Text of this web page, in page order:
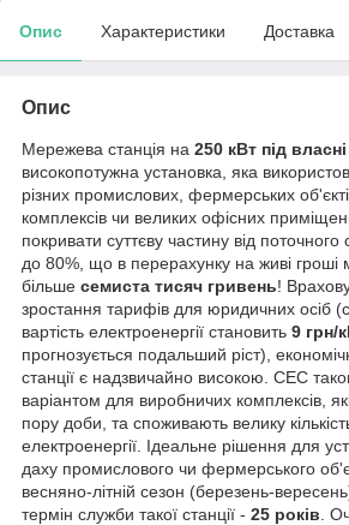
Опис Характеристики Доставка
Опис
Мережева станція на 250 кВт під
високопотужна установка, яка
різних промислових, фермерських
комплексів чи великих офісних
покривати суттєву частину від
до 80%, що в перерахунку на живі гроші
більше семиста тисяч гривень!
зростання тарифів для юридичних осіб
вартість електроенергії становить 9 грн/
прогнозується подальший ріст),
станції є надзвичайно високою. СЕС
варіантом для виробничих комплексів,
пору доби, та споживають велику
електроенергії. Ідеальне рішення для
даху промислового чи фермерського
весняно-літній сезон (березень-
термін служби такої станції - 25 років .